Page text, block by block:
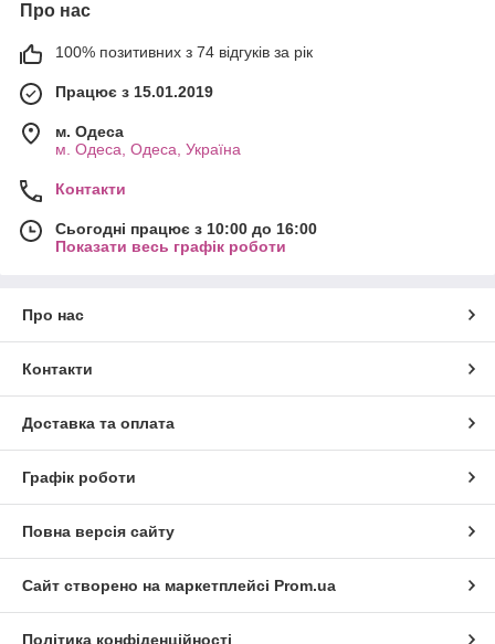
Про нас
100% позитивних з 74 відгуків за рік
Працює з 15.01.2019
м. Одеса
м. Одеса, Одеса, Україна
Контакти
Сьогодні працює з 10:00 до 16:00
Показати весь графік роботи
Про нас
Контакти
Доставка та оплата
Графік роботи
Повна версія сайту
Сайт створено на маркетплейсі Prom.ua
Політика конфіденційності